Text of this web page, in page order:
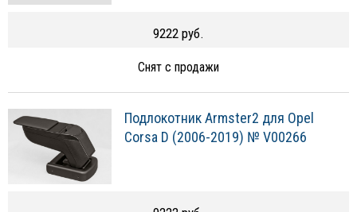
9222 руб.
Снят с продажи
Подлокотник Armster2 для Opel
Corsa D (2006-2019) № V00266